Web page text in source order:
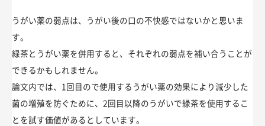
うがい薬の弱点は、うがい後の口の不快感ではないかと思いま
す。
緑茶とうがい薬を併用すると、それぞれの弱点を補い合うことが
できるかもしれません。
論文内では、1回目ので使用するうがい薬の効果により減少した
菌の増殖を防ぐために、2回目以降のうがいで緑茶を使用するこ
とを試す価値があるとしています。